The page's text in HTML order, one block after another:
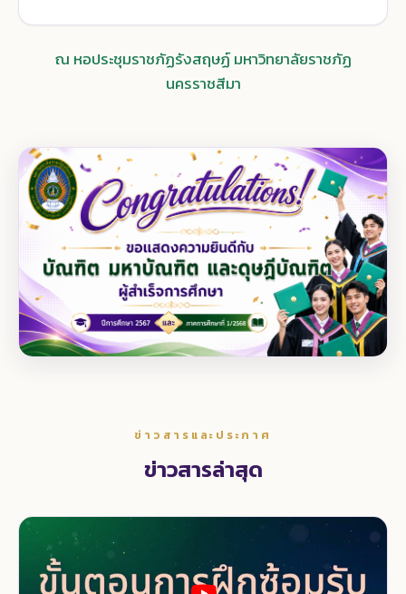
ณ หอประชุมราชภัฏรังสฤษฏ์ มหาวิทยาลัยราชภัฏ
นครราชสีมา
ข่าวสารและประกาศ
ข่าวสารล่าสุด